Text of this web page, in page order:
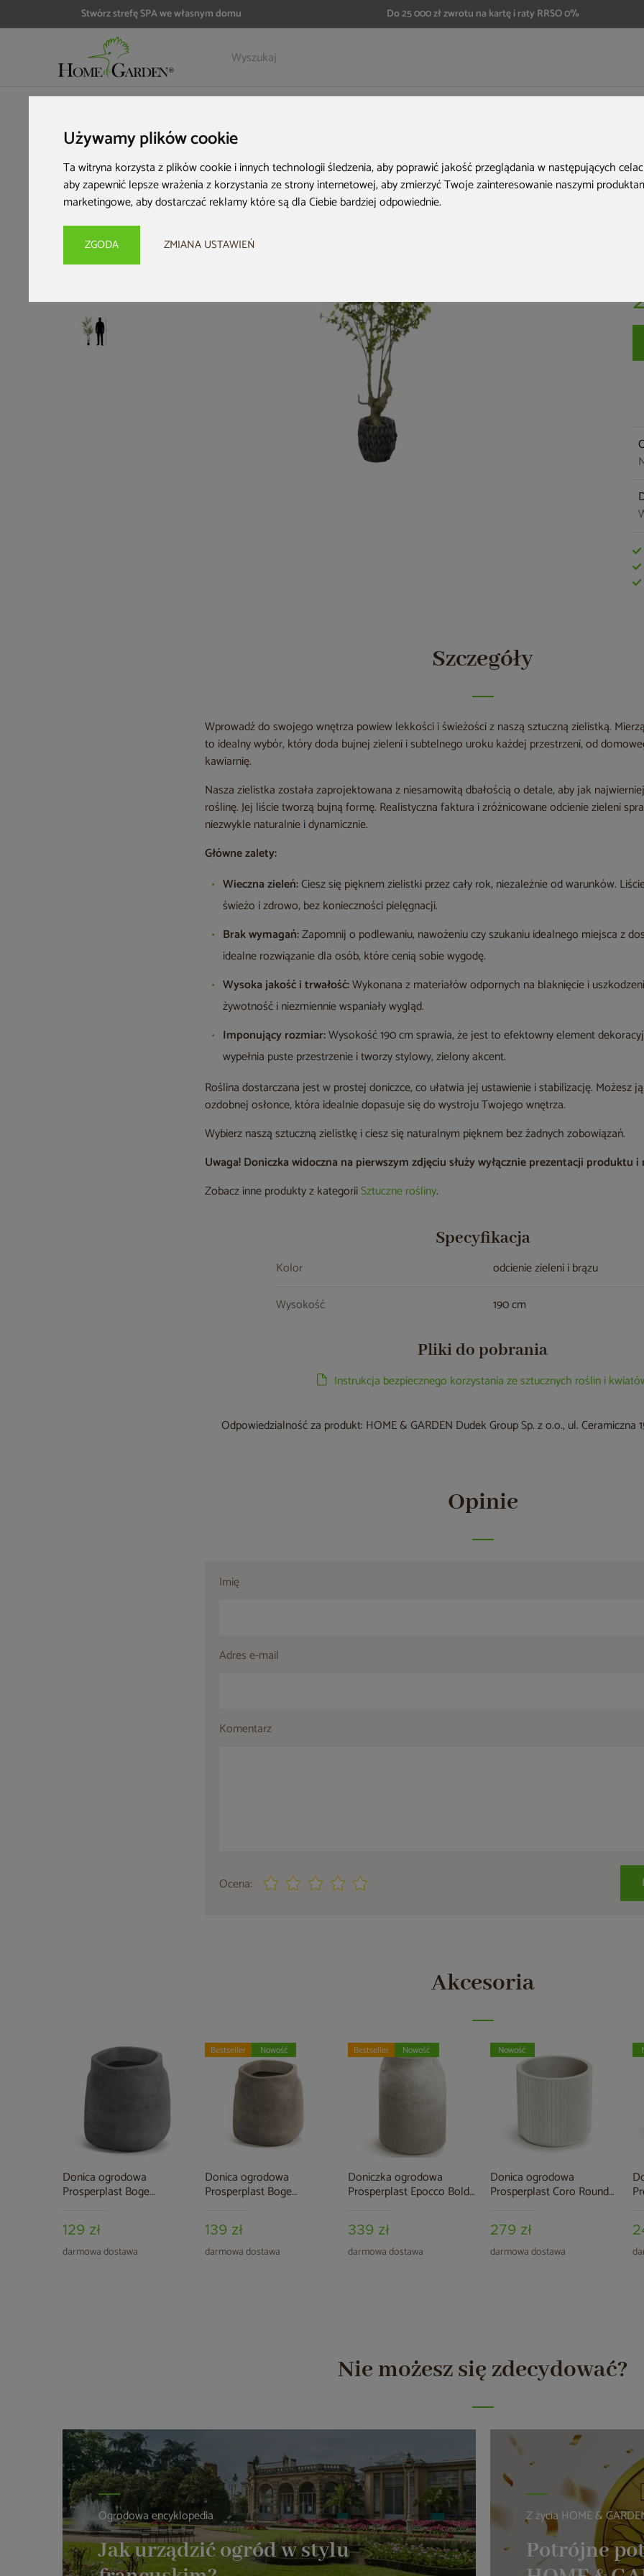
Używamy plików cookie
Ta witryna korzysta z plików cookie i innych technologii śledzenia, aby poprawić jakość przeglądania w następujących
aby zapewnić lepsze wrażenia z korzystania ze strony internetowej,aby zmierzyć Twoje zainteresowanie naszymi
marketingowe,aby dostarczać reklamy które są dla Ciebie bardziej odpowiednie.
ZGODA ZMIANA USTAWIEŃ
Stwórz strefę SPA we własnym domu Do 25 000 zł zwrotu na kartę i raty RRSO 0%
Szczegóły Opinie Akcesoria
Szczegóły
Wprowadź do swojego wnętrza powiew lekkości i świeżości z naszą sztuczną zielistką.
to idealny wybór, który doda bujnej zieleni i subtelnego uroku każdej przestrzeni, od
kawiarnię.
Nasza zielistka została zaprojektowana z niesamowitą dbałością o detale, aby jak
roślinę. Jej liście tworzą bujną formę. Realistyczna faktura i zróżnicowane odcienie zieleni
niezwykle naturalnie i dynamicznie.
Główne zalety:
Wieczna zieleń:Ciesz się pięknem zielistki przez cały rok, niezależnie od warunków.
świeżo i zdrowo, bez konieczności pielęgnacji.
Brak wymagań:Zapomnij o podlewaniu, nawożeniu czy szukaniu idealnego miejsca z
idealne rozwiązanie dla osób, które cenią sobie wygodę.
Wysoka jakość i trwałość:Wykonana z materiałów odpornych na blaknięcie i
żywotność i niezmiennie wspaniały wygląd.
Imponujący rozmiar:Wysokość 190 cm sprawia, że jest to efektowny element
wypełnia puste przestrzenie i tworzy stylowy, zielony akcent.
Roślina dostarczana jest w prostej doniczce, co ułatwia jej ustawienie i stabilizację. Możesz
ozdobnej osłonce, która idealnie dopasuje się do wystroju Twojego wnętrza.
Wybierz naszą sztuczną zielistkę i ciesz się naturalnym pięknem bez żadnych zobowiązań.
Uwaga! Doniczka widoczna na pierwszym zdjęciu służy wyłącznie prezentacji produktu
Zobacz inne produkty z kategoriiSztuczne rośliny.
Specyfikacja
Kolor
odcienie zieleni i brązu
Wysokość
190 cm
Pliki do pobrania
Instrukcja bezpiecznego korzystania ze sztucznych roślin i
Odpowiedzialność za produkt: HOME & GARDEN Dudek Group Sp. z o.o., ul. Ceramiczna
Opinie
Imię
Adres e-mail
Komentarz
Ocena:
Akcesoria
Donica ogrodowa
Prosperplast Boge
129 zł
darmowa dostawa
Donica ogrodowa
Prosperplast Boge
139 zł
darmowa dostawa
Bestseller Nowość
Doniczka ogrodowa
Prosperplast Epocco Bold
339 zł
darmowa dostawa
Bestseller Nowość
Donica ogrodowa
Prosperplast Coro Round
279 zł
darmowa dostawa
Nowość
Nie możesz się zdecydować?
Ogrodowa encyklopedia
Jak urządzić ogród w stylu
Z życia HOME &
Potrójne